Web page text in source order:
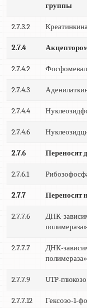
группы
2.7.3.2
2.7.4
2.7.4.2
2.7.4.3
2.7.4.4
2.7.4.6
2.7.6 Переносят
2.7.6.1
2.7.7 Переносят
2.7.7.6
ДНК-
полимераза»
2.7.7.7
ДНК-
полимераза»
2.7.7.9 UTP-
2.7.7.12 Гексозо-1-